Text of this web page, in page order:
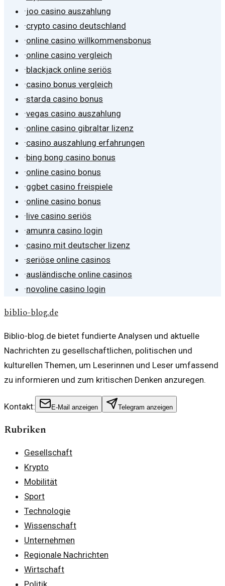
·joo casino auszahlung
·crypto casino deutschland
·online casino willkommensbonus
·online casino vergleich
·blackjack online seriös
·casino bonus vergleich
·starda casino bonus
·vegas casino auszahlung
·online casino gibraltar lizenz
·casino auszahlung erfahrungen
·bing bong casino bonus
·online casino bonus
·ggbet casino freispiele
·online casino bonus
·live casino seriös
·amunra casino login
·casino mit deutscher lizenz
·seriöse online casinos
·ausländische online casinos
·novoline casino login
biblio-blog.de
Biblio-blog.de bietet fundierte Analysen und aktuelle
Nachrichten zu gesellschaftlichen, politischen und
kulturellen Themen, um Leserinnen und Leser umfassend
zu informieren und zum kritischen Denken anzuregen.
Kontakt: E-Mail anzeigen Telegram anzeigen
Rubriken
Gesellschaft
Krypto
Mobilität
Sport
Technologie
Wissenschaft
Unternehmen
Regionale Nachrichten
Wirtschaft
Politik